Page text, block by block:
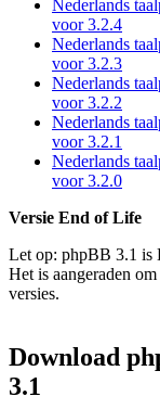
Nederlands
voor 3.2.4
Nederlands
voor 3.2.3
Nederlands
voor 3.2.2
Nederlands
voor 3.2.1
Nederlands
voor 3.2.0
Versie End of Life
Let op: phpBB 3.1 is
Het is aangeraden
versies.
Download
3.1